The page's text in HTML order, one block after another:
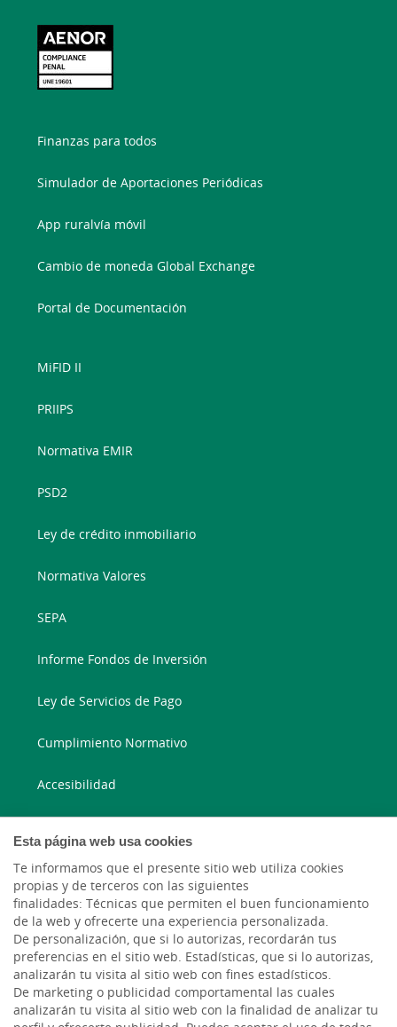
Esta página web usa cookies
Te informamos que el presente sitio web utiliza cookies
propias y de terceros con las siguientes
finalidades: Técnicas que permiten el buen funcionamiento
de la web y ofrecerte una experiencia personalizada.
De personalización, que si lo autorizas, recordarán tus
preferencias en el sitio web. Estadísticas, que si lo autorizas,
analizarán tu visita al sitio web con fines estadísticos.
De marketing o publicidad comportamental las cuales
analizarán tu visita al sitio web con la finalidad de analizar tu
Finanzas para todos
Simulador de Aportaciones Periódicas
App ruralvía móvil
Cambio de moneda Global Exchange
Portal de Documentación
MiFID II
PRIIPS
Normativa EMIR
PSD2
Ley de crédito inmobiliario
Normativa Valores
SEPA
Informe Fondos de Inversión
Ley de Servicios de Pago
Cumplimiento Normativo
Accesibilidad
Blog ruralvía
Blog Joven In
Facebook
LinkedIn